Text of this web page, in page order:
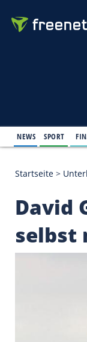
Startseite >